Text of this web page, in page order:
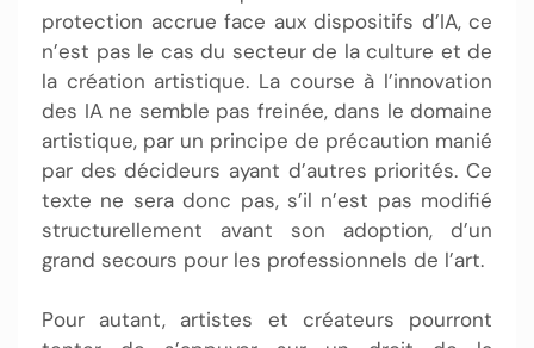
protection accrue face aux dispositifs d’IA, ce
n’est pas le cas du secteur de la culture et de
la création artistique. La course à l’innovation
des IA ne semble pas freinée, dans le domaine
artistique, par un principe de précaution manié
par des décideurs ayant d’autres priorités. Ce
texte ne sera donc pas, s’il n’est pas modifié
structurellement avant son adoption, d’un
grand secours pour les professionnels de l’art.
Pour autant, artistes et créateurs pourront